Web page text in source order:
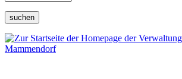
suchen